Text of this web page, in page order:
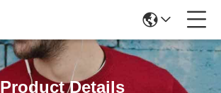
Product Details